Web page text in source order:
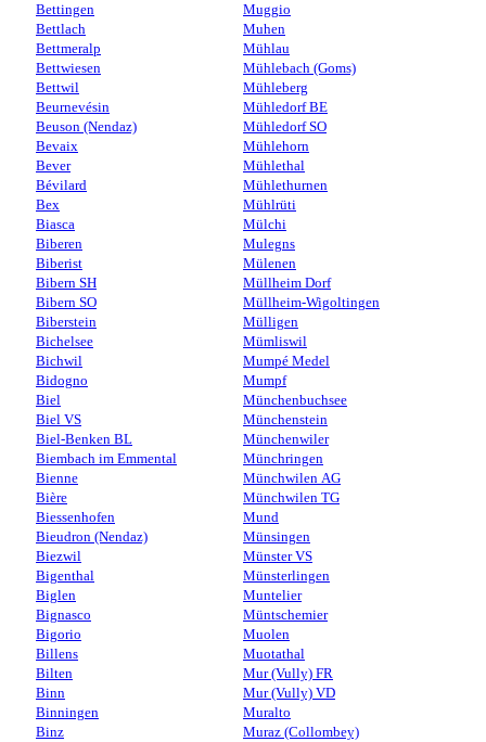
Bettingen
Bettlach
Bettmeralp
Bettwiesen
Bettwil
Beurnevésin
Beuson (Nendaz)
Bevaix
Bever
Bévilard
Bex
Biasca
Biberen
Biberist
Bibern SH
Bibern SO
Biberstein
Bichelsee
Bichwil
Bidogno
Biel
Biel VS
Biel-Benken BL
Biembach im Emmental
Bienne
Bière
Biessenhofen
Bieudron (Nendaz)
Biezwil
Bigenthal
Biglen
Bignasco
Bigorio
Billens
Bilten
Binn
Binningen
Binz
Muggio
Muhen
Mühlau
Mühlebach (Goms)
Mühleberg
Mühledorf BE
Mühledorf SO
Mühlehorn
Mühlethal
Mühlethurnen
Mühlrüti
Mülchi
Mulegns
Mülenen
Müllheim Dorf
Müllheim-Wigoltingen
Mülligen
Mümliswil
Mumpé Medel
Mumpf
Münchenbuchsee
Münchenstein
Münchenwiler
Münchringen
Münchwilen AG
Münchwilen TG
Mund
Münsingen
Münster VS
Münsterlingen
Muntelier
Müntschemier
Muolen
Muotathal
Mur (Vully) FR
Mur (Vully) VD
Muralto
Muraz (Collombey)